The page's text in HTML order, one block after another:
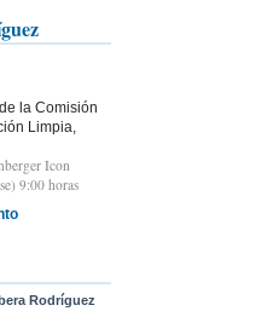
la Comisión
Limpia,
Icon
9:00 horas
Rodríguez